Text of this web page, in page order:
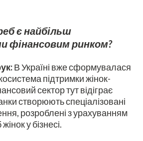
є найбільш
фінансовим ринком?
В Україні вже сформувалася
підтримки жінок-
сектор тут відіграє
створюють спеціалізовані
розроблені з урахуванням
у бізнесі.